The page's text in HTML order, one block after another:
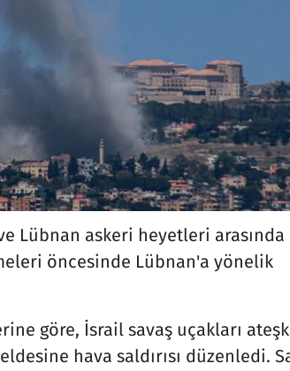
Lübnan askeri heyetleri arasında
öncesinde Lübnan'a yönelik
göre, İsrail savaş uçakları
hava saldırısı düzenledi.